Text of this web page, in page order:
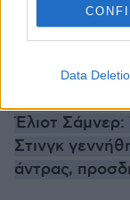
Data
BBC για
πλατφόρμα με
Έλιοτ
Στινγκ
άντρας,